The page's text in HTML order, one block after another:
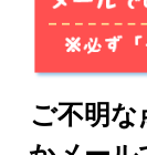
ご不明